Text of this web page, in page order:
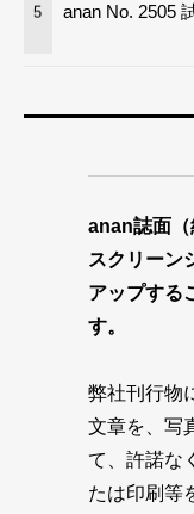
5 anan No. 2505
anan誌面（
スクリーン
アップする
す。
弊社刊行物
文章を、写
て、許諾な
たは印刷等